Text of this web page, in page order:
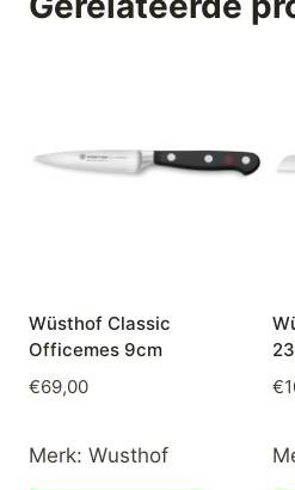
Wüsthof Classic
Officemes 9cm
€69,00
Merk: Wusthof
€